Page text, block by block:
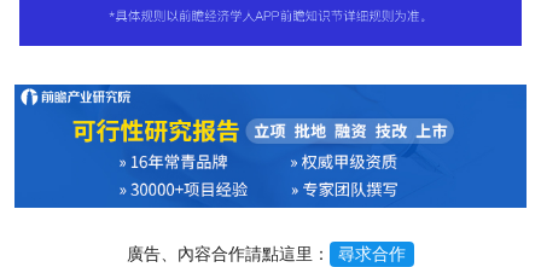
廣告、內容合作請點這里： 尋求合作